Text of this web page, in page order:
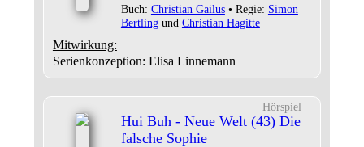
Buch: Christian Gailus• Regie: Simon
Bertlingund Christian Hagitte
Mitwirkung:
Serienkonzeption: Elisa Linnemann
Hörspiel
Hui Buh - Neue Welt (43) Die
falsche Sophie